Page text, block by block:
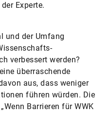
Experte.
und der Umfang
verbessert werden?
überraschende
aus, dass weniger
führen würden. Die
Barrieren für WWK